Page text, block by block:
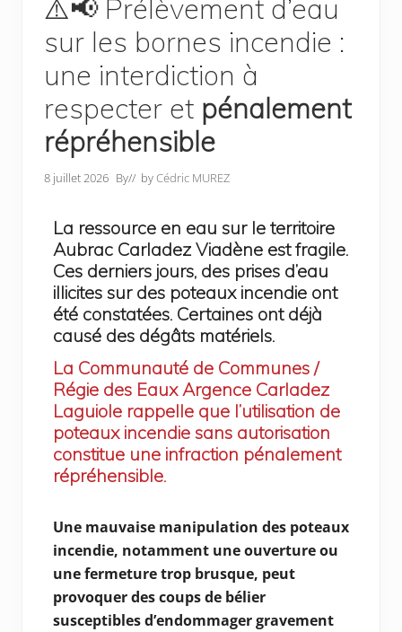
⚠️📢 Prélèvement d’eau
sur les bornes incendie :
une interdiction à
respecter et pénalement
répréhensible
8 juillet 2026 By// byCédric MUREZ
La ressource en eau sur le territoire
Aubrac Carladez Viadène est fragile.
Ces derniers jours, des prises d’eau
illicites sur des poteaux incendie ont
été constatées. Certaines ont déjà
causé des dégâts matériels.
La Communauté de Communes /
Régie des Eaux Argence Carladez
Laguiole rappelle que l’utilisation de
poteaux incendie sans autorisation
constitue une infraction pénalement
répréhensible.
Une mauvaise manipulation des poteaux
incendie, notamment une ouverture ou
une fermeture trop brusque, peut
provoquer des coups de bélier
susceptibles d’endommager gravement